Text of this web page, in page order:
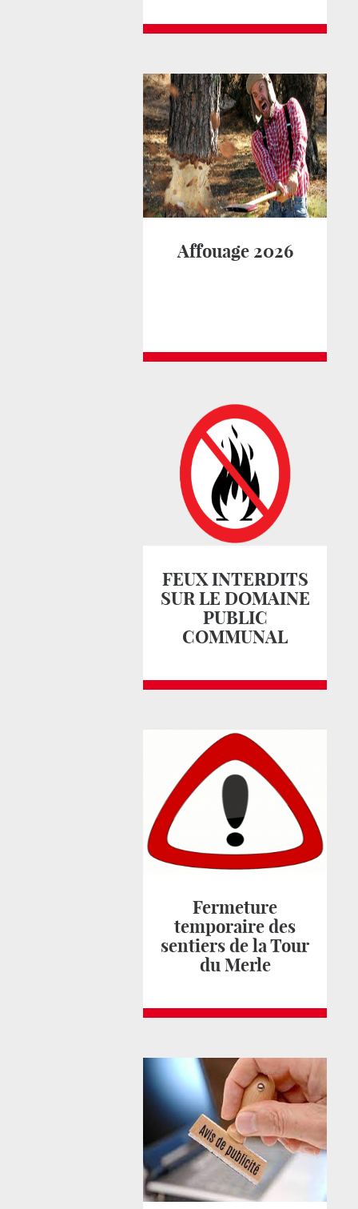
Affouage 2026
FEUX INTERDITS
SUR LE DOMAINE
PUBLIC
COMMUNAL
Fermeture
temporaire des
sentiers de la Tour
du Merle